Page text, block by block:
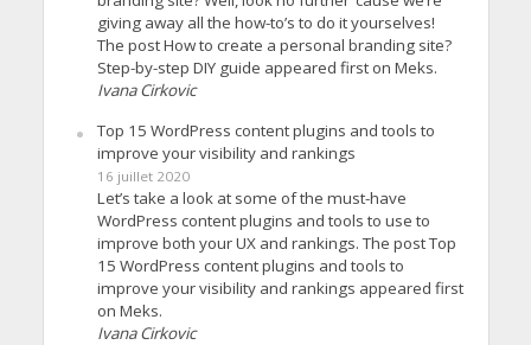
giving away all the how-to’s to do it yourselves!
The post How to create a personal branding site?
Step-by-step DIY guide appeared first on Meks.
Ivana Cirkovic
Top 15 WordPress content plugins and tools to
improve your visibility and rankings
16 juillet 2020
Let’s take a look at some of the must-have
WordPress content plugins and tools to use to
improve both your UX and rankings. The post Top
15 WordPress content plugins and tools to
improve your visibility and rankings appeared first
on Meks.
Ivana Cirkovic